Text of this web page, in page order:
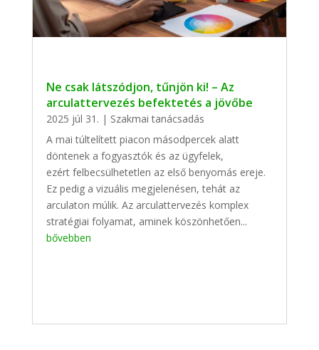
Ne csak látszódjon, tűnjön ki! – Az
arculattervezés befektetés a jövőbe
2025 júl 31. | Szakmai tanácsadás
A mai túltelített piacon másodpercek alatt
döntenek a fogyasztók és az ügyfelek,
ezért felbecsülhetetlen az első benyomás ereje.
Ez pedig a vizuális megjelenésen, tehát az
arculaton múlik. Az arculattervezés komplex
stratégiai folyamat, aminek köszönhetően...
bővebben